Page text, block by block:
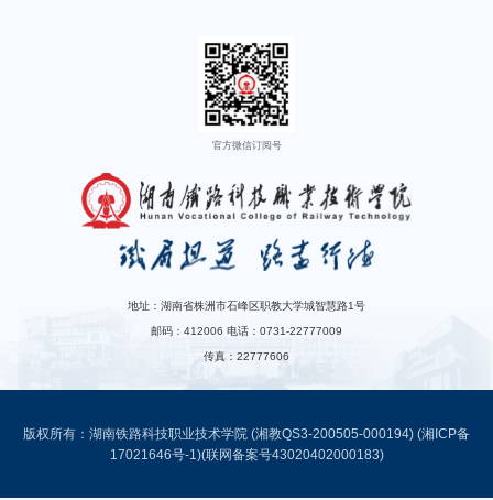
地址：湖南省株洲市石峰区职教大学城智慧路1号
邮码：412006 电话：0731-22777009
传真：22777606
官方微信订阅号
版权所有：湖南铁路科技职业技术学院 (湘教QS3-200505-000194) (湘ICP备
17021646号-1)(联网备案号43020402000183)